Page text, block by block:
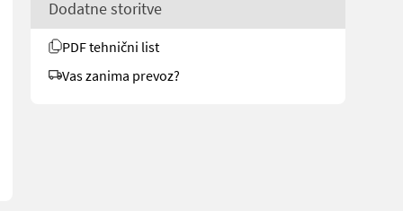
Mähleistung, die den Arbeitsaufwand reduzieren, die
Dodatne storitve
PDF tehnični list
Vas zanima prevoz?